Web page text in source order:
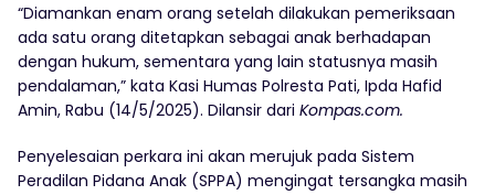
“Diamankan enam orang setelah dilakukan pemeriksaan
ada satu orang ditetapkan sebagai anak berhadapan
dengan hukum, sementara yang lain statusnya masih
pendalaman,” kata Kasi Humas Polresta Pati, Ipda Hafid
Amin, Rabu (14/5/2025). Dilansir dari Kompas.com.
Penyelesaian perkara ini akan merujuk pada Sistem
Peradilan Pidana Anak (SPPA) mengingat tersangka masih